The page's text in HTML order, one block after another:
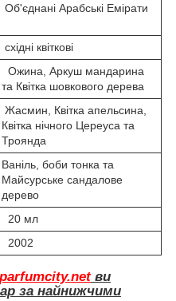
Об'єднані Арабські Емірати
східні квіткові
Ожина, Аркуш мандарина
та Квітка шовкового дерева
Жасмин, Квітка апельсина,
Квітка нічного Цереуса та
Троянда
Ваніль, боби тонка та
Майсурське сандалове
дерево
20 мл
2002
parfumcity.net ви
за найнижчими